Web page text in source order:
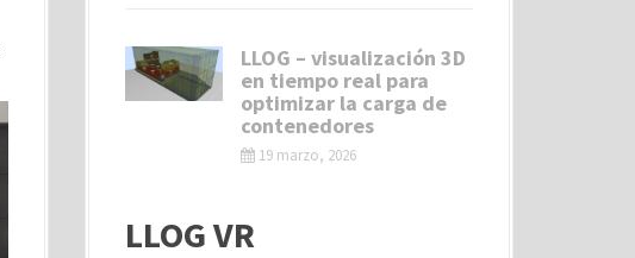
LLOG – visualización 3D
en tiempo real para
optimizar la carga de
contenedores
19 marzo, 2026
LLOG VR